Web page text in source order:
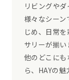
リビングや
様々なシー
じめ、日常
サリーが揃い
他のどこにも
ら、HAYの魅